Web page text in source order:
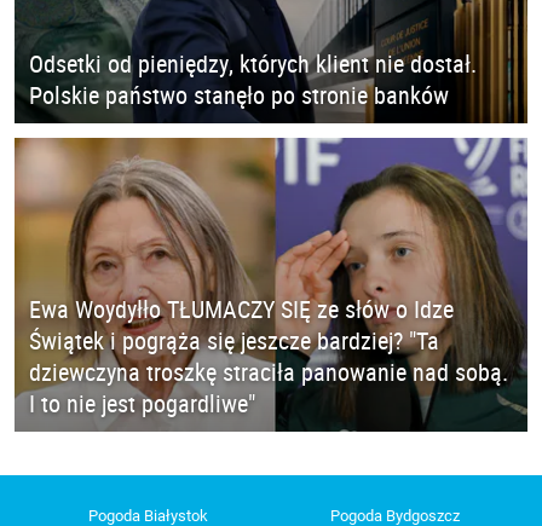
Odsetki od pieniędzy, których klient nie dostał.
Polskie państwo stanęło po stronie banków
Ewa Woydyłło TŁUMACZY SIĘ ze słów o Idze
Świątek i pogrąża się jeszcze bardziej? "Ta
dziewczyna troszkę straciła panowanie nad sobą.
I to nie jest pogardliwe"
Pogoda Białystok Pogoda Bydgoszcz